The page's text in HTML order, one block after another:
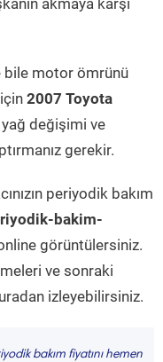
akmaya karşı
bile motor ömrünü
2007 Toyota
yağ değişimi ve
gerekir.
periyodik bakım
bakim-
görüntülersiniz.
ve sonraki
izleyebilirsiniz.
bakım fiyatını hemen